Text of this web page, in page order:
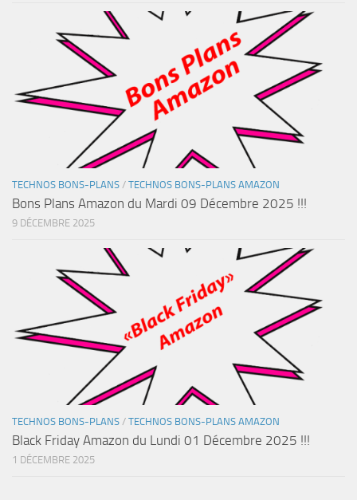
TECHNOS BONS-PLANS / TECHNOS BONS-PLANS AMAZON
Bons Plans Amazon du Mardi 09 Décembre 2025 !!!
9 DÉCEMBRE 2025
TECHNOS BONS-PLANS / TECHNOS BONS-PLANS AMAZON
Black Friday Amazon du Lundi 01 Décembre 2025 !!!
1 DÉCEMBRE 2025